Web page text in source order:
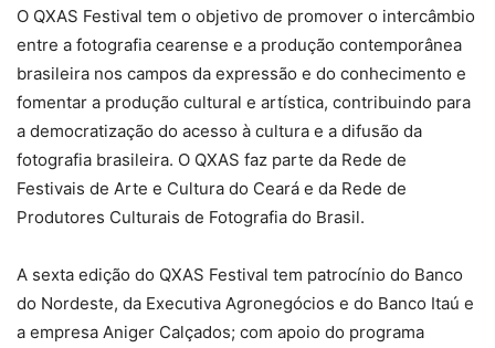
O QXAS Festival tem o objetivo de promover o intercâmbio
entre a fotografia cearense e a produção contemporânea
brasileira nos campos da expressão e do conhecimento e
fomentar a produção cultural e artística, contribuindo para
a democratização do acesso à cultura e a difusão da
fotografia brasileira. O QXAS faz parte da Rede de
Festivais de Arte e Cultura do Ceará e da Rede de
Produtores Culturais de Fotografia do Brasil.
A sexta edição do QXAS Festival tem patrocínio do Banco
do Nordeste, da Executiva Agronegócios e do Banco Itaú e
a empresa Aniger Calçados; com apoio do programa